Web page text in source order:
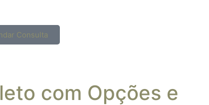
Consulta
com Opções e